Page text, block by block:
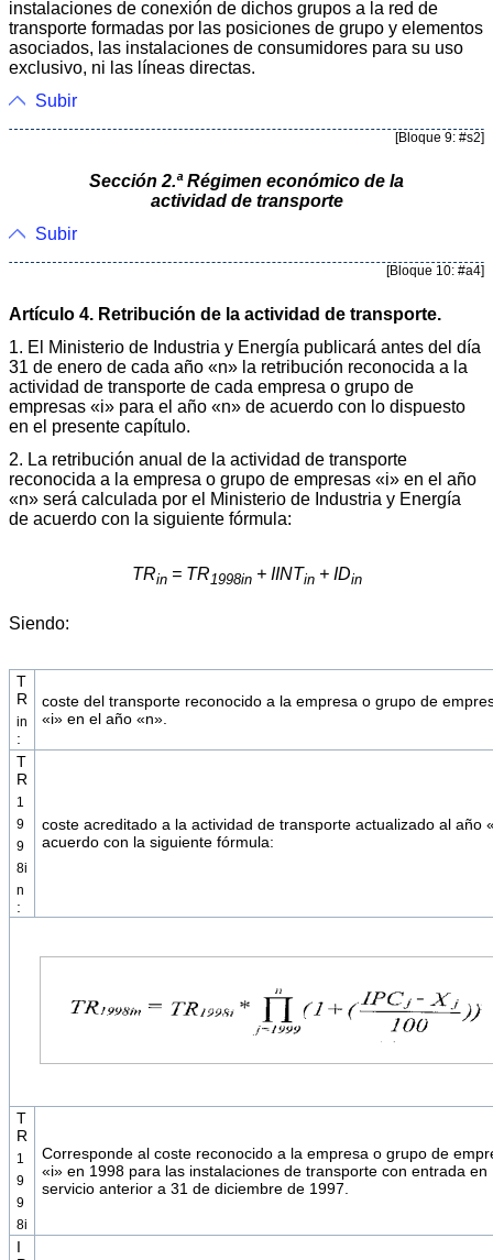
instalaciones de conexión de dichos grupos a la red de
transporte formadas por las posiciones de grupo y elementos
asociados, las instalaciones de consumidores para su uso
exclusivo, ni las líneas directas.
Subir
[Bloque 9: #s2]
Sección 2.ª Régimen económico de la
actividad de transporte
Subir
[Bloque 10: #a4]
Artículo 4. Retribución de la actividad de transporte.
1. El Ministerio de Industria y Energía publicará antes del día
31 de enero de cada año «n» la retribución reconocida a la
actividad de transporte de cada empresa o grupo de
empresas «i» para el año «n» de acuerdo con lo dispuesto
en el presente capítulo.
2. La retribución anual de la actividad de transporte
reconocida a la empresa o grupo de empresas «i» en el año
«n» será calculada por el Ministerio de Industria y Energía
de acuerdo con la siguiente fórmula:
TRin= TR1998in+ IINTin+ IDin
Siendo:
T
R
in
:
coste del transporte reconocido a la empresa o grupo de
«i» en el año «n».
T
R
1
9
9
8i
n
:
coste acreditado a la actividad de transporte actualizado al año
acuerdo con la siguiente fórmula:
T
R
1
9
9
8i
Corresponde al coste reconocido a la empresa o grupo de
«i» en 1998 para las instalaciones de transporte con entrada en
servicio anterior a 31 de diciembre de 1997.
I